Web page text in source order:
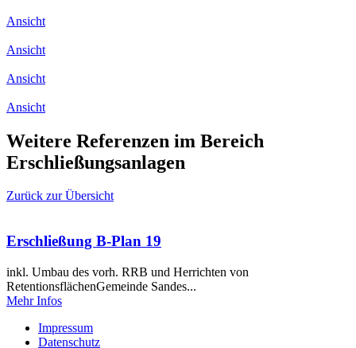
Ansicht
Ansicht
Ansicht
Ansicht
Weitere Referenzen im Bereich
Erschließungsanlagen
Zurück zur Übersicht
Erschließung B-Plan 19
inkl. Umbau des vorh. RRB und Herrichten von
RetentionsflächenGemeinde Sandes...
Mehr Infos
Impressum
Datenschutz